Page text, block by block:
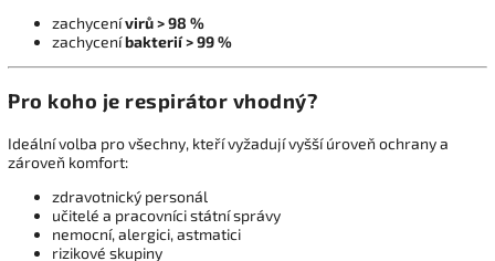
zachycenívirů > 98 %
zachyceníbakterií > 99 %
Pro koho je respirátor vhodný?
Ideální volba pro všechny, kteří vyžadují vyšší úroveň ochrany a
zároveň komfort:
zdravotnický personál
učitelé a pracovníci státní správy
nemocní, alergici, astmatici
rizikové skupiny